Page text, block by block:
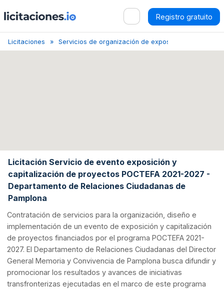
Registro gratuito
Licitaciones Servicios de organización de exposiciones, ferias y
Licitación Servicio de evento exposición y
capitalización de proyectos POCTEFA 2021-2027 -
Departamento de Relaciones Ciudadanas de
Pamplona
Contratación de servicios para la organización, diseño e
implementación de un evento de exposición y capitalización
de proyectos financiados por el programa POCTEFA 2021-
2027. El Departamento de Relaciones Ciudadanas del Director
General Memoria y Convivencia de Pamplona busca difundir y
promocionar los resultados y avances de iniciativas
transfronterizas ejecutadas en el marco de este programa